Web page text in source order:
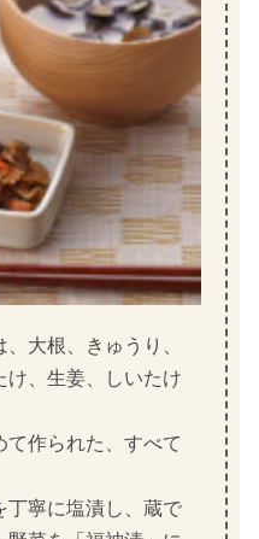
大根、きゅうり、
け、生姜、しいたけ
作られた、すべて
丁寧に塩漬し、蔵で